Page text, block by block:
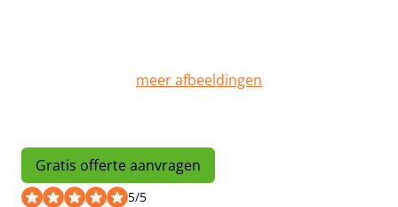
Gratis offerte aanvragen
5/5